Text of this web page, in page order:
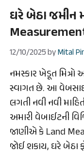
ઘરે બેઠા જમીન
12/10/2025byMital
નમસ્કાર ખેડૂત
સ્વાગત છે. આ
લગતી નવી નવી
અમારી વેબાઈટની
જાણીએ કે Land
જોઈ શકાય, ઘરે બેઠા